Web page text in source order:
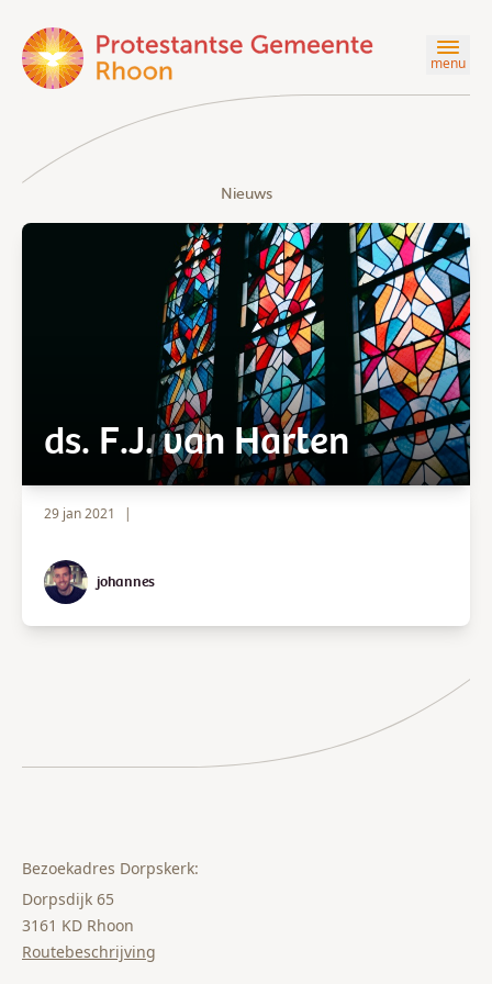
menu
Nieuws
ds. F.J. van Harten
29 jan 2021 |
johannes
Bezoekadres Dorpskerk:
Dorpsdijk 65
3161 KD Rhoon
Routebeschrijving